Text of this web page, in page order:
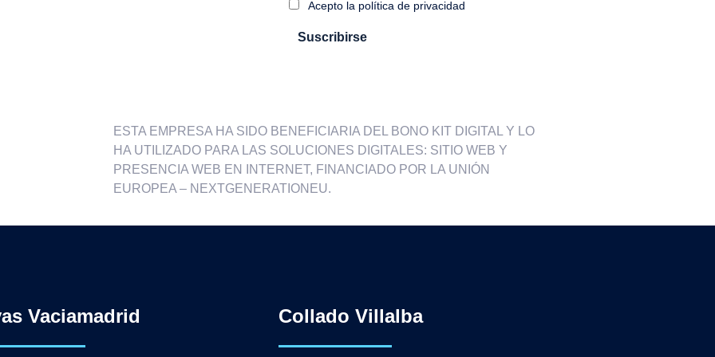
Acepto la política de privacidad
ESTA EMPRESA HA SIDO BENEFICIARIA DEL BONO KIT DIGITAL Y LO
HA UTILIZADO PARA LAS SOLUCIONES DIGITALES: SITIO WEB Y
PRESENCIA WEB EN INTERNET, FINANCIADO POR LA UNIÓN
EUROPEA – NEXTGENERATIONEU.
Vaciamadrid Collado Villalba